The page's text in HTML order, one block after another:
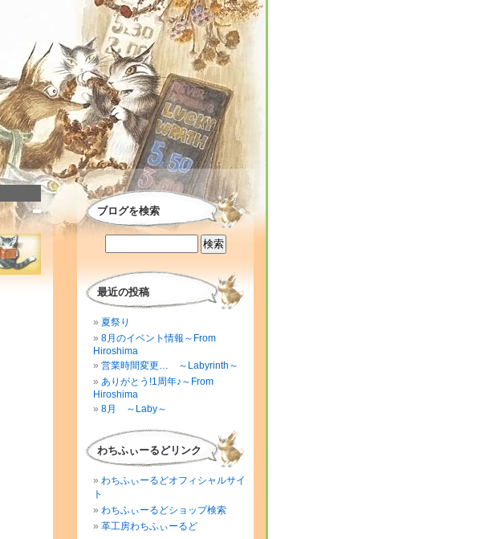
ブログを検索
最近の投稿
夏祭り
8月のイベント情報～From
Hiroshima
営業時間変更… ～Labyrinth～
ありがとう!1周年♪～From
Hiroshima
8月 ～Laby～
わちふぃーるどリンク
わちふぃーるどオフィシャルサイ
ト
わちふぃーるどショップ検索
革工房わちふぃーるど